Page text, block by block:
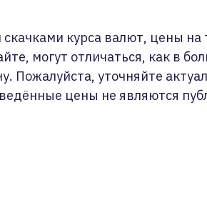
скачками курса валют, цены на
могут отличаться, как в
Пожалуйста, уточняйте
цены не являются